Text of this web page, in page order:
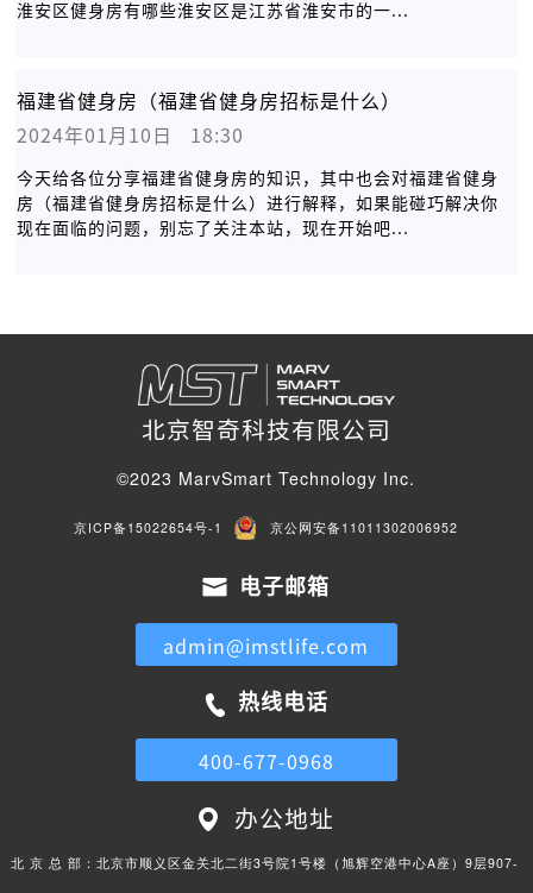
淮安区健身房有哪些淮安区是江苏省淮安市的一...
福建省健身房（福建省健身房招标是什么）
2024年01月10日   18:30
今天给各位分享福建省健身房的知识，其中也会对福建省健身
房（福建省健身房招标是什么）进行解释，如果能碰巧解决你
现在面临的问题，别忘了关注本站，现在开始吧...
北京智奇科技有限公司
©2023 MarvSmart Technology Inc.
京ICP备15022654号-1 京公网安备11011302006952
电子邮箱
admin@imstlife.com
热线电话
400-677-0968
办公地址
北 京 总 部： 北京市顺义区金关北二街3号院1号楼（旭辉空港中心A座）9层907-